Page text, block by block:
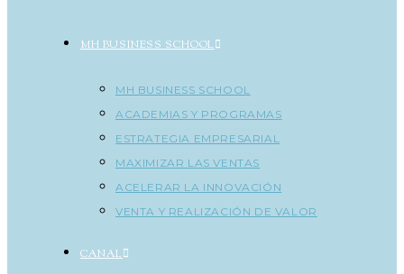
MH BUSINESS SCHOOL
MH BUSINESS SCHOOL
ACADEMIAS Y PROGRAMAS
ESTRATEGIA EMPRESARIAL
MAXIMIZAR LAS VENTAS
ACELERAR LA INNOVACIÓN
VENTA Y REALIZACIÓN DE VALOR
CANAL